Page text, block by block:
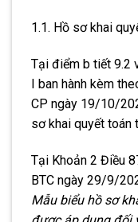
1.1. Hồ sơ khai
Tại điểm b tiết 9.2
I ban hành kèm
CP ngày 19/10/
sơ khai quyết toán
Tại Khoản 2 Điều
BTC ngày 29/9/
Mẫu biểu hồ sơ